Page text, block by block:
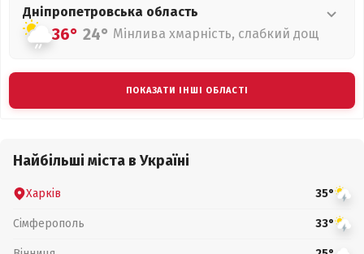
Дніпропетровська область
36° 24° Мінлива хмарність, слабкий дощ
ПОКАЗАТИ ІНШІ ОБЛАСТІ
Найбільші міста в Україні
Харків 35°
Сімферополь 33°